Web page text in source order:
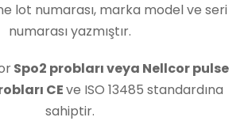
lot numarası, marka model ve seri
numarası yazmıştır.
Spo2 probları veya Nellcor pulse
CEve ISO 13485 standardına
sahiptir.